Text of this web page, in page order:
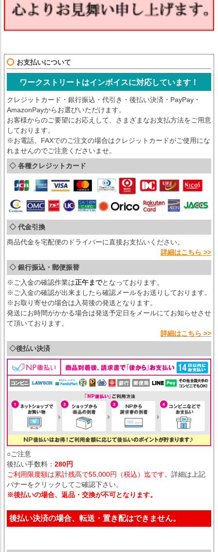
お支払いについて
ワークストリートはインボイスに対応しています！
クレジットカード・銀行振込・代引き・後払い決済・PayPay・
AmazonPayからお選びいただけます。
お客様からのご要望にお応えして、さまざまなお支払方法をご用意
しております。
※お電話、FAXでのご注文の場合はクレジットカードがご使用にな
れませんのでご注意くださいませ。
◇ 各種クレジットカード
◇ 代金引換
商品代金を宅配便のドライバーに直接お支払いください。
詳細はこちら >>
◇ 銀行振込・郵便振替
※ご入金の確認作業は正午までとなっております。
※ご入金の確認が出来ましたら確認メールをお送りしております。
※お取り寄せの場合は入荷後の発送となります。
発送にお時間がかかる場合は発送予定日をメールにてお知らせさせ
て頂いております。
詳細はこちら >>
◇後払い決済
○ご注意
後払い手数料： 280円
ご利用限度額は累計残高で55,000円（税込）迄です。 詳細は上記
バナーをクリックしてご確認下さい。
※後払いの場合、返品・交換が不可となります。
後払い決済の場合、転送・置き配はできません。